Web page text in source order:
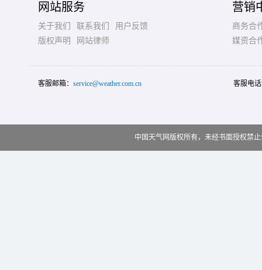
网站服务
关于我们 联系我们
用户反馈
版权声明
网站律师
营销
商务合
媒资合
客服邮箱： service@weather.com.cn 客服电
中国天气网版权所有，未经书面授权